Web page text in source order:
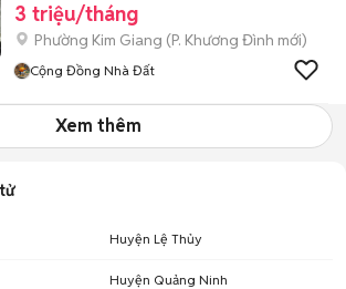
3 triệu/tháng
Phường Kim Giang (P. Khương Đình mới)
Cộng Đồng Nhà Đất
Xem thêm
Huyện Lệ Thủy
Huyện Quảng Ninh